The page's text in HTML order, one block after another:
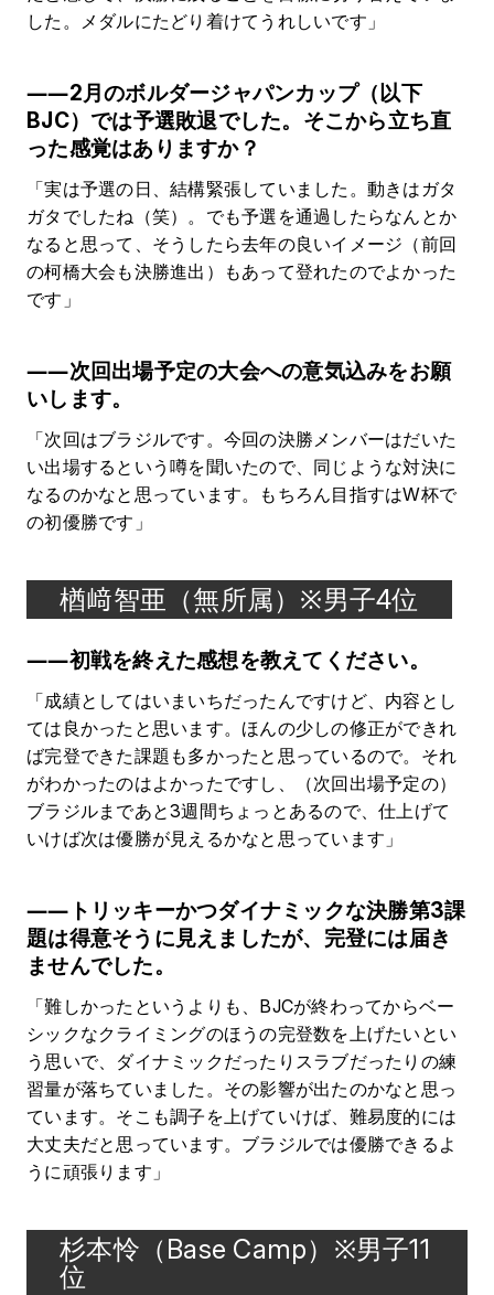
した。メダルにたどり着けてうれしいです」
――2月のボルダージャパンカップ（以下
BJC）では予選敗退でした。そこから立ち直
った感覚はありますか？
「実は予選の日、結構緊張していました。動きはガタ
ガタでしたね（笑）。でも予選を通過したらなんとか
なると思って、そうしたら去年の良いイメージ（前回
の柯橋大会も決勝進出）もあって登れたのでよかった
です」
――次回出場予定の大会への意気込みをお願
いします。
「次回はブラジルです。今回の決勝メンバーはだいた
い出場するという噂を聞いたので、同じような対決に
なるのかなと思っています。もちろん目指すはW杯で
の初優勝です」
楢﨑智亜（無所属）※男子4位
――初戦を終えた感想を教えてください。
「成績としてはいまいちだったんですけど、内容とし
ては良かったと思います。ほんの少しの修正ができれ
ば完登できた課題も多かったと思っているので。それ
がわかったのはよかったですし、（次回出場予定の）
ブラジルまであと3週間ちょっとあるので、仕上げて
いけば次は優勝が見えるかなと思っています」
――トリッキーかつダイナミックな決勝第3課
題は得意そうに見えましたが、完登には届き
ませんでした。
「難しかったというよりも、BJCが終わってからベー
シックなクライミングのほうの完登数を上げたいとい
う思いで、ダイナミックだったりスラブだったりの練
習量が落ちていました。その影響が出たのかなと思っ
ています。そこも調子を上げていけば、難易度的には
大丈夫だと思っています。ブラジルでは優勝できるよ
うに頑張ります」
杉本怜（Base Camp）※男子11
位